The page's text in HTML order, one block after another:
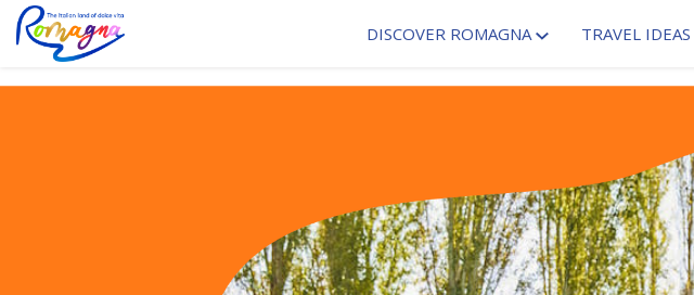
DISCOVER ROMAGNA TRAVEL IDEAS